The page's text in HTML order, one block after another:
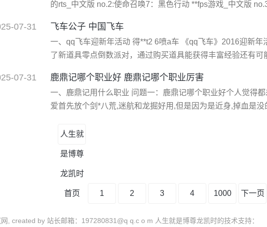
的rts_中文版 no.2:使命召唤7：黑色行动 **fps游戏_中文版
代版风格的动作冒险 no.6:辐射：新维加斯 欧美人气rpg系列辐
07-31 飞车公子 中国飞车
一、qq飞车迎新年活动 得**t2 6喷a车 《qq飞车》2016迎新年
了新道具零点倒数派对，通过购买道具能获得丰富经验还有可
2015年12月31日-2016年2月20日 新的一年即将来临，在飞车
对】，必得角色经验卡 900
07-31 鹿鼎记哪个职业好 鹿鼎记哪个职业厉害
一、鹿鼎记用什么职业 问题一：鹿鼎记哪个职业好个人觉得
爱首先放个剑*八荒,迷航和龙掘好用,但是因为是近身,掉血是
打一下,给自己加下血,磨血都磨死对方,下副本,亲信都特吃香，
人生就
是博尊
龙凯时
首页 1 2 3 4 1000 下一页
, created by 站长邮箱：197280831@q q.c o m 人生就是博尊龙凯时的技术支持：